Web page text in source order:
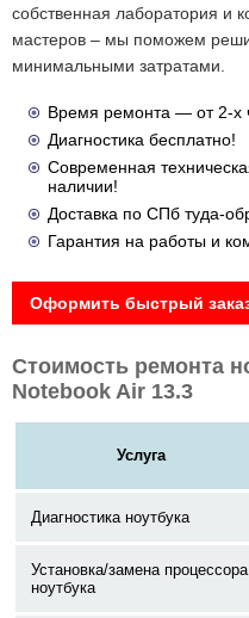
собственная лаборатория и
мастеров – мы поможем
минимальными затратами.
Время ремонта — от 2-х
Диагностика бесплатно!
Современная
наличии!
Доставка по СПб туда-
Гарантия на работы и
Оформить быстрый
Стоимость ремонта
Notebook Air 13.3
Услуга
Диагностика ноутбука
Установка/замена процессора
ноутбука